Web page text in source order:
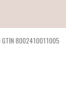
GTIN 8002410011005